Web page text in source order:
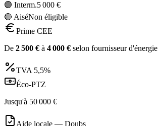
🟣 Interm.5 000 €
🔴 AiséNon éligible
Prime CEE
De 2 500 € à 4 000 € selon fournisseur d'énergie
TVA 5,5%
Éco-PTZ
Jusqu'à 50 000 €
Aide locale — Doubs